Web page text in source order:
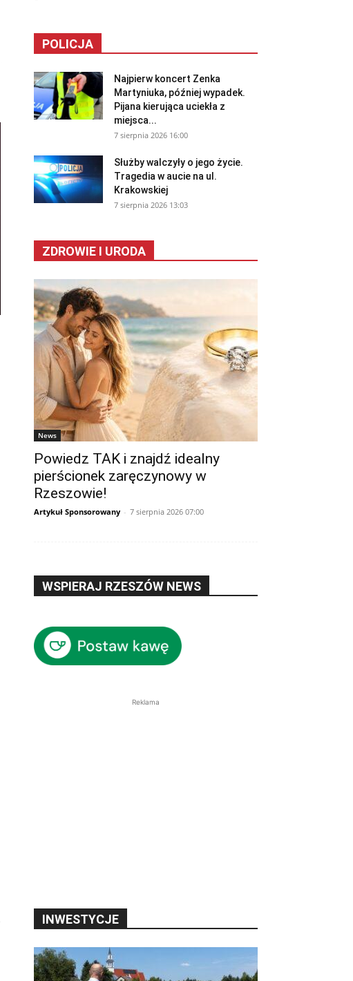
POLICJA
Najpierw koncert Zenka
Martyniuka, później wypadek.
Pijana kierująca uciekła z
miejsca...
7 sierpnia 2026 16:00
Służby walczyły o jego życie.
Tragedia w aucie na ul.
Krakowskiej
7 sierpnia 2026 13:03
ZDROWIE I URODA
News
Powiedz TAK i znajdź idealny
pierścionek zaręczynowy w
Rzeszowie!
Artykuł Sponsorowany - 7 sierpnia 2026 07:00
WSPIERAJ RZESZÓW NEWS
Reklama
INWESTYCJE